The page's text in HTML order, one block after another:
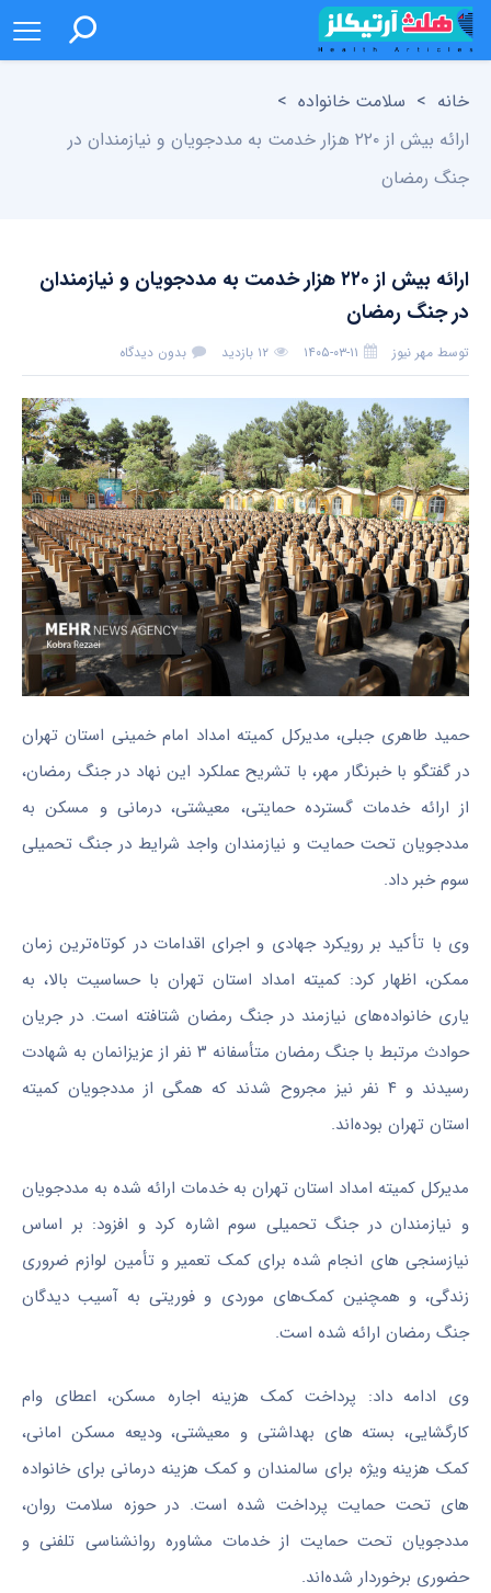
خانه > سلامت خانواده >
ارائه بیش از ۲۲۰ هزار خدمت به مددجویان و نیازمندان در
جنگ رمضان
ارائه بیش از ۲۲۰ هزار خدمت به مددجویان و نیازمندان
در جنگ رمضان
توسط مهر نیوز ۱۴۰۵-۰۳-۱۱ ۱۲ بازدید بدون دیدگاه
حمید طاهری جبلی، مدیرکل کمیته امداد امام خمینی استان تهران
در گفتگو با خبرنگار مهر، با تشریح عملکرد این نهاد در جنگ رمضان،
از ارائه خدمات گسترده حمایتی، معیشتی، درمانی و مسکن به
مددجویان تحت حمایت و نیازمندان واجد شرایط در جنگ تحمیلی
سوم خبر داد.
وی با تأکید بر رویکرد جهادی و اجرای اقدامات در کوتاه‌ترین زمان
ممکن، اظهار کرد: کمیته امداد استان تهران با حساسیت بالا، به
یاری خانواده‌های نیازمند در جنگ رمضان شتافته است. در جریان
حوادث مرتبط با جنگ رمضان متأسفانه ۳ نفر از عزیزانمان به شهادت
رسیدند و ۴ نفر نیز مجروح شدند که همگی از مددجویان کمیته
استان تهران بوده‌اند.
مدیرکل کمیته امداد استان تهران به خدمات ارائه شده به مددجویان
و نیازمندان در جنگ تحمیلی سوم اشاره کرد و افزود: بر اساس
نیازسنجی های انجام شده برای کمک تعمیر و تأمین لوازم ضروری
زندگی، و همچنین کمک‌های موردی و فوریتی به آسیب دیدگان
جنگ رمضان ارائه شده است.
وی ادامه داد: پرداخت کمک هزینه اجاره مسکن، اعطای وام
کارگشایی، بسته های بهداشتی و معیشتی، ودیعه مسکن امانی،
کمک هزینه ویژه برای سالمندان و کمک هزینه درمانی برای خانواده
های تحت حمایت پرداخت شده است. در حوزه سلامت روان،
مددجویان تحت حمایت از خدمات مشاوره روانشناسی تلفنی و
حضوری برخوردار شده‌اند.